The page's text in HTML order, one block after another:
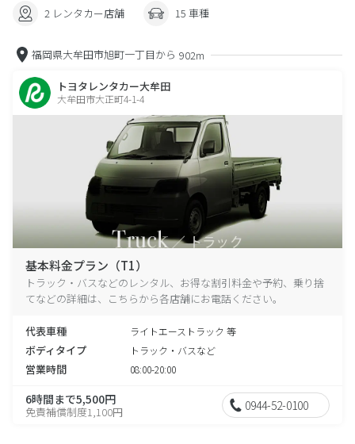
2 レンタカー店舗 15 車種
福岡県大牟田市旭町一丁目から 902m
トヨタレンタカー大牟田
大牟田市大正町4-1-4
基本料金プラン（T1）
トラック・バスなどのレンタル、お得な割引料金や予約、乗り捨
てなどの詳細は、こちらから各店舗にお電話ください。
代表車種 ライトエーストラック 等
ボディタイプ トラック・バスなど
営業時間 08:00-20:00
6時間まで5,500円
免責補償制度1,100円 0944-52-0100